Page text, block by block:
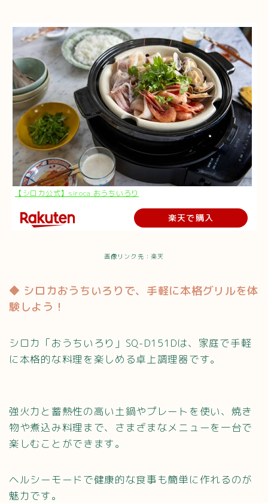
【シロカ公式】siroca おうちいろり
楽天で購入
画像リンク先：楽天
◆ シロカおうちいろりで、手軽に本格グリルを体
験しよう！
シロカ「おうちいろり」SQ-D151Dは、家庭で手軽
に本格的な料理を楽しめる卓上調理器です。
強火力と蓄熱性の高い土鍋やプレートを使い、焼き
物や煮込み料理まで、さまざまなメニューを一台で
楽しむことができます。
ヘルシーモードで健康的な食事も簡単に作れるのが
魅力です。